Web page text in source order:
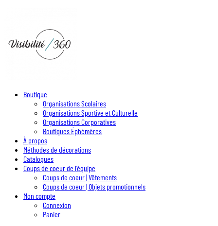
Boutique
Organisations Scolaires
Organisations Sportive et Culturelle
Organisations Corporatives
Boutiques Éphémères
À propos
Méthodes de décorations
Catalogues
Coups de coeur de l’équipe
Coups de coeur | Vêtements
Coups de coeur | Objets promotionnels
Mon compte
Connexion
Panier